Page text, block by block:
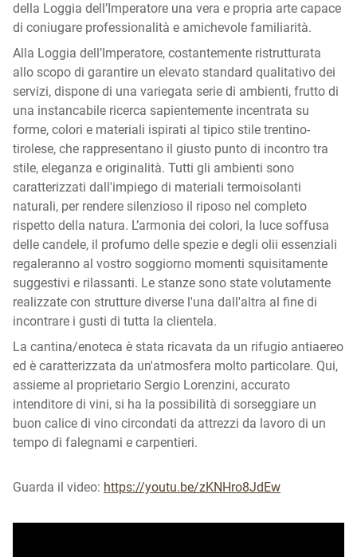
della Loggia dell’Imperatore una vera e propria arte capace
di coniugare professionalità e amichevole familiarità.
Alla Loggia dell’Imperatore, costantemente ristrutturata
allo scopo di garantire un elevato standard qualitativo dei
servizi, dispone di una variegata serie di ambienti, frutto di
una instancabile ricerca sapientemente incentrata su
forme, colori e materiali ispirati al tipico stile trentino-
tirolese, che rappresentano il giusto punto di incontro tra
stile, eleganza e originalità. Tutti gli ambienti sono
caratterizzati dall'impiego di materiali termoisolanti
naturali, per rendere silenzioso il riposo nel completo
rispetto della natura. L’armonia dei colori, la luce soffusa
delle candele, il profumo delle spezie e degli olii essenziali
regaleranno al vostro soggiorno momenti squisitamente
suggestivi e rilassanti. Le stanze sono state volutamente
realizzate con strutture diverse l'una dall'altra al fine di
incontrare i gusti di tutta la clientela.
La cantina/enoteca è stata ricavata da un rifugio antiaereo
ed è caratterizzata da un'atmosfera molto particolare. Qui,
assieme al proprietario Sergio Lorenzini, accurato
intenditore di vini, si ha la possibilità di sorseggiare un
buon calice di vino circondati da attrezzi da lavoro di un
tempo di falegnami e carpentieri.
Guarda il video: https://youtu.be/zKNHro8JdEw